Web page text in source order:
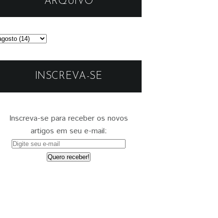
INSCREVA-SE
Inscreva-se para receber os novos
artigos em seu e-mail: